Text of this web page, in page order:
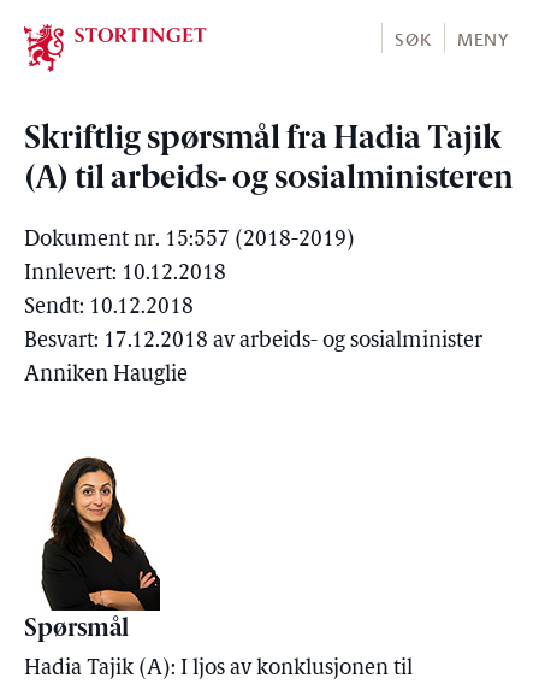
Stortinget.no
SØK MENY
Skriftlig spørsmål fra Hadia Tajik
(A) til arbeids- og sosialministeren
Dokument nr. 15:557 (2018-2019)
Innlevert: 10.12.2018
Sendt: 10.12.2018
Besvart: 17.12.2018 av arbeids- og sosialminister
Anniken Hauglie
Spørsmål
Hadia Tajik (A): I ljos av konklusjonen til